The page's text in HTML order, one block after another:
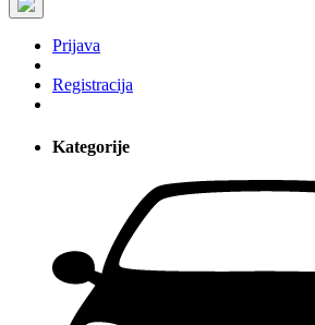
Prijava
Registracija
Kategorije